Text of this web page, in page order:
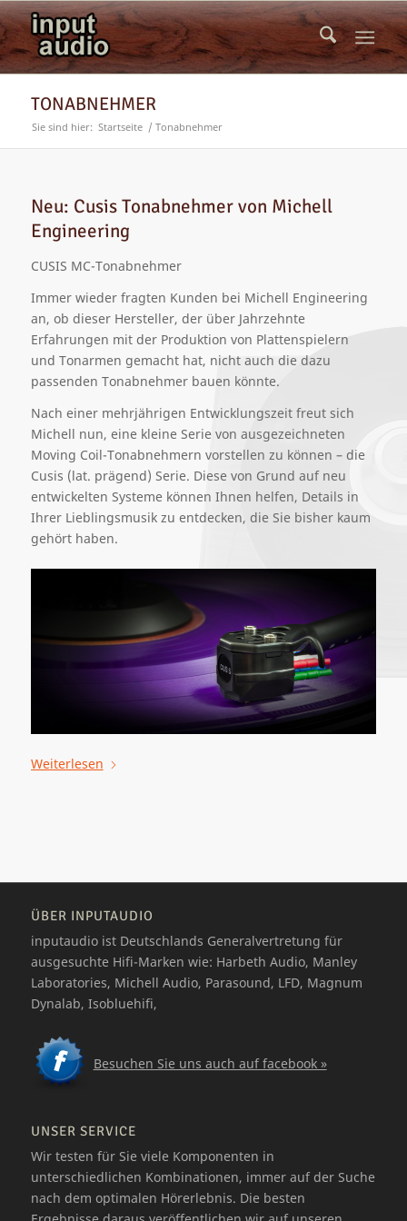
TONABNEHMER
Sie sind hier: Startseite / Tonabnehmer
Neu: Cusis Tonabnehmer von Michell
Engineering
CUSIS MC-Tonabnehmer
Immer wieder fragten Kunden bei Michell Engineering
an, ob dieser Hersteller, der über Jahrzehnte
Erfahrungen mit der Produktion von Plattenspielern
und Tonarmen gemacht hat, nicht auch die dazu
passenden Tonabnehmer bauen könnte.
Nach einer mehrjährigen Entwicklungszeit freut sich
Michell nun, eine kleine Serie von ausgezeichneten
Moving Coil-Tonabnehmern vorstellen zu können – die
Cusis (lat. prägend) Serie. Diese von Grund auf neu
entwickelten Systeme können Ihnen helfen, Details in
Ihrer Lieblingsmusik zu entdecken, die Sie bisher kaum
gehört haben.
Weiterlesen
ÜBER INPUTAUDIO
inputaudio ist Deutschlands Generalvertretung für
ausgesuchte Hifi-Marken wie: Harbeth Audio, Manley
Laboratories, Michell Audio, Parasound, LFD, Magnum
Dynalab, Isobluehifi,
Besuchen Sie uns auch auf facebook »
UNSER SERVICE
Wir testen für Sie viele Komponenten in
unterschiedlichen Kombinationen, immer auf der Suche
nach dem optimalen Hörerlebnis. Die besten